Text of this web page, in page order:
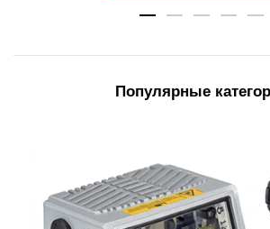
Популярные